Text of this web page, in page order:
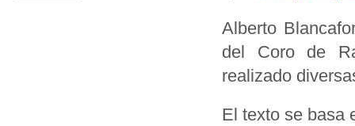
Alberto
del Coro de
realizado
El texto se basa